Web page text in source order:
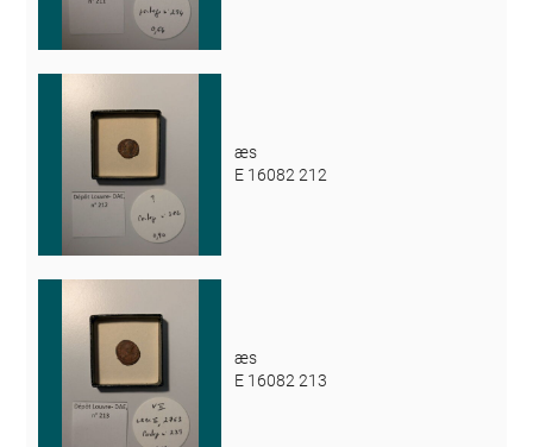
æs
E 16082 212
æs
E 16082 213